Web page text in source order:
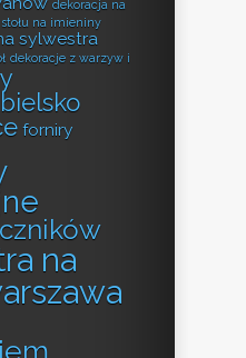
dekoracja na
na imieniny
sylwestra
dekoracje z warzyw i
forniry
na